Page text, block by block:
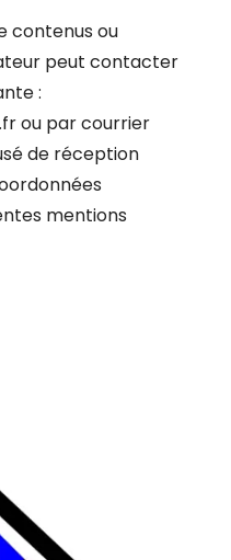
contenus ou
peut contacter
:
ou par courrier
de réception
mentions